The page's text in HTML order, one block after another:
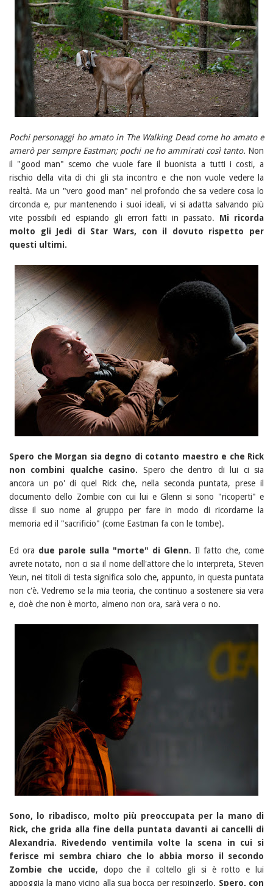
Pochi personaggi ho amato in The Walking Dead come ho amato e
amerò per sempre Eastman; pochi ne ho ammirati così tanto. Non
il "good man" scemo che vuole fare il buonista a tutti i costi, a
rischio della vita di chi gli sta incontro e che non vuole vedere la
realtà. Ma un "vero good man" nel profondo che sa vedere cosa lo
circonda e, pur mantenendo i suoi ideali, vi si adatta salvando più
vite possibili ed espiando gli errori fatti in passato. Mi ricorda
molto gli Jedi di Star Wars, con il dovuto rispetto per
questi ultimi.
Spero che Morgan sia degno di cotanto maestro e che Rick
non combini qualche casino. Spero che dentro di lui ci sia
ancora un po' di quel Rick che, nella seconda puntata, prese il
documento dello Zombie con cui lui e Glenn si sono "ricoperti" e
disse il suo nome al gruppo per fare in modo di ricordarne la
memoria ed il "sacrificio" (come Eastman fa con le tombe).
Ed ora due parole sulla "morte" di Glenn. Il fatto che, come
avrete notato, non ci sia il nome dell'attore che lo interpreta, Steven
Yeun, nei titoli di testa significa solo che, appunto, in questa puntata
non c'è. Vedremo se la mia teoria, che continuo a sostenere sia vera
e, cioè che non è morto, almeno non ora, sarà vera o no.
Sono, lo ribadisco, molto più preoccupata per la mano di
Rick, che grida alla fine della puntata davanti ai cancelli di
Alexandria. Rivedendo ventimila volte la scena in cui si
ferisce mi sembra chiaro che lo abbia morso il secondo
Zombie che uccide, dopo che il coltello gli si è rotto e lui
appoggia la mano vicino alla sua bocca per respingerlo. Spero, con